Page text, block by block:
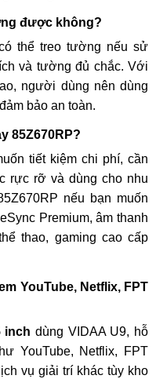
được không?
thể treo tường nếu sử
và tường đủ chắc. Với
người dùng nên dùng
bảo an toàn.
85Z670RP?
tiết kiệm chi phí, cần
rực rỡ và dùng cho nhu
nếu bạn muốn
Premium, âm thanh
thao, gaming cao cấp
YouTube, Netflix, FPT
inch dùng VIDAA U9, hỗ
YouTube, Netflix, FPT
vụ giải trí khác tùy kho